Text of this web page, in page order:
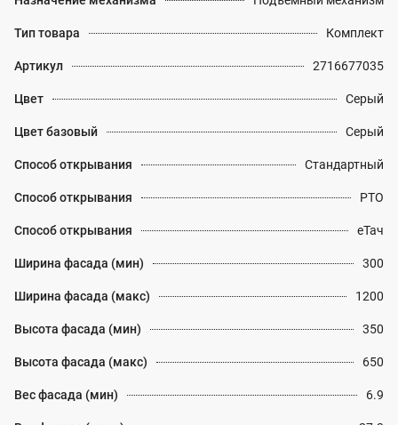
Тип товара Комплект
Артикул 2716677035
Цвет Серый
Цвет базовый Серый
Способ открывания Стандартный
Способ открывания PTO
Способ открывания еТач
Ширина фасада (мин) 300
Ширина фасада (макс) 1200
Высота фасада (мин) 350
Высота фасада (макс) 650
Вес фасада (мин) 6.9